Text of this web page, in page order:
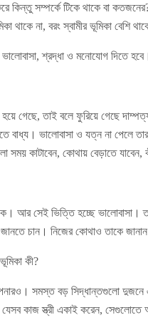
কিন্তু সম্পর্কে টিকে থাকে বা
থাকে না, বরং স্বামীর ভূমিকা বেশি
ভালোবাসা, শ্রদ্ধা ও মনোযোগ দিতে
হয়ে গেছে, তাই বলে ফুরিয়ে গেছে
বাধ্য। ভালোবাসা ও যত্ন না পেলে
কাটাবেন, কোথায় বেড়াতে যাবেন,
আর সেই ভিত্তি হচ্ছে ভালোবাসা।
চান। নিজের কোথাও তাকে
কী?
সমস্ত বড় সিদ্ধান্তগুলো দুজনে
কাজ স্ত্রী একাই করেন, সেগুলোতে